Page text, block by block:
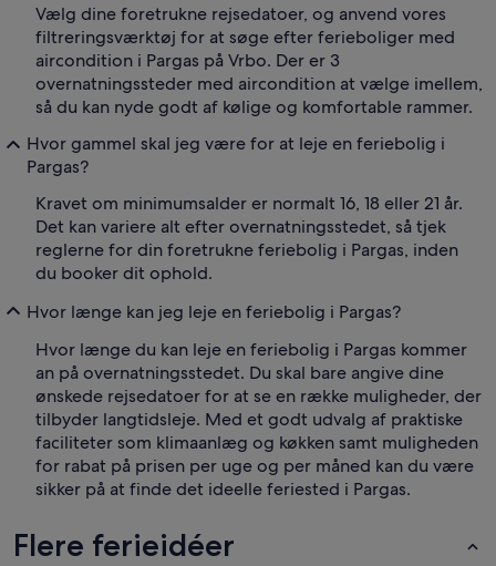
Vælg dine foretrukne rejsedatoer, og anvend vores
filtreringsværktøj for at søge efter ferieboliger med
aircondition i Pargas på Vrbo. Der er 3
overnatningssteder med aircondition at vælge imellem,
så du kan nyde godt af kølige og komfortable rammer.
Hvor gammel skal jeg være for at leje en feriebolig i
Pargas?
Kravet om minimumsalder er normalt 16, 18 eller 21 år.
Det kan variere alt efter overnatningsstedet, så tjek
reglerne for din foretrukne feriebolig i Pargas, inden
du booker dit ophold.
Hvor længe kan jeg leje en feriebolig i Pargas?
Hvor længe du kan leje en feriebolig i Pargas kommer
an på overnatningsstedet. Du skal bare angive dine
ønskede rejsedatoer for at se en række muligheder, der
tilbyder langtidsleje. Med et godt udvalg af praktiske
faciliteter som klimaanlæg og køkken samt muligheden
for rabat på prisen per uge og per måned kan du være
sikker på at finde det ideelle feriested i Pargas.
Flere ferieidéer